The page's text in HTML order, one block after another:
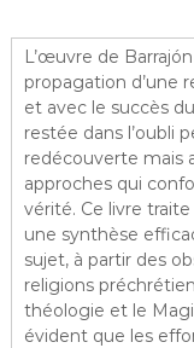
L’œuvre de
propagation d’une
et avec le succès
restée dans l’oubli
redécouverte mais
approches qui
vérité. Ce livre
une synthèse
sujet, à partir des
religions
théologie et le
évident que les